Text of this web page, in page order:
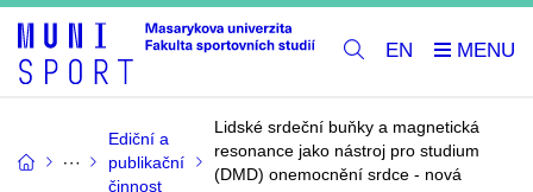
EN
Ediční a
publikační
činnost
Lidské srdeční buňky a magnetická
resonance jako nástroj pro studium
(DMD) onemocnění srdce - nová